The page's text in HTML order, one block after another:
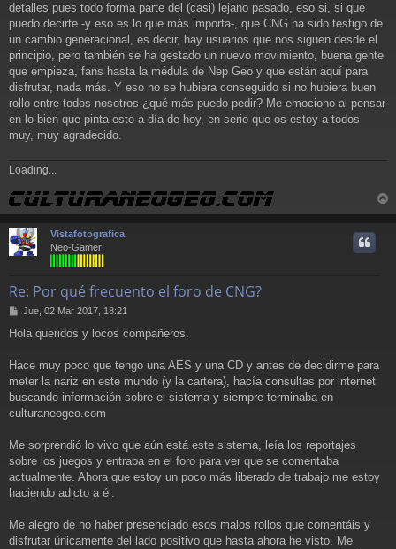
detalles pues todo forma parte del (casi) lejano pasado, eso si, si que
puedo decirte -y eso es lo que más importa-, que CNG ha sido testigo de
un cambio generacional, es decir, hay usuarios que nos siguen desde el
principio, pero también se ha gestado un nuevo movimiento, buena gente
que empieza, fans hasta la médula de Nep Geo y que están aquí para
disfrutar, nada más. Y eso no se hubiera conseguido si no hubiera buen
rollo entre todos nosotros ¿qué más puedo pedir? Me emociono al pensar
en lo bien que pinta esto a día de hoy, en serio que os estoy a todos
muy, muy agradecido.
Loading...
r
Vistafotografica
Neo-Gamer
Re: Por qué frecuento el foro de CNG?
M
n
a
Jue, 02 Mar 2017, 18:21
Hola queridos y locos compañeros.
Hace muy poco que tengo una AES y una CD y antes de decidirme para
meter la nariz en este mundo (y la cartera), hacía consultas por internet
buscando información sobre el sistema y siempre terminaba en
culturaneogeo.com
Me sorprendió lo vivo que aún está este sistema, leía los reportajes
sobre los juegos y entraba en el foro para ver que se comentaba
actualmente. Ahora que estoy un poco más liberado de trabajo me estoy
haciendo adicto a él.
Me alegro de no haber presenciado esos malos rollos que comentáis y
disfrutar únicamente del lado positivo que hasta ahora he visto. Me